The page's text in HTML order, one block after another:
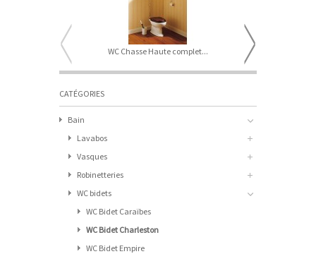
WC Chasse Haute complet...
CATÉGORIES
Bain
Lavabos
Vasques
Robinetteries
WC bidets
WC Bidet Caraïbes
WC Bidet Charleston
WC Bidet Empire